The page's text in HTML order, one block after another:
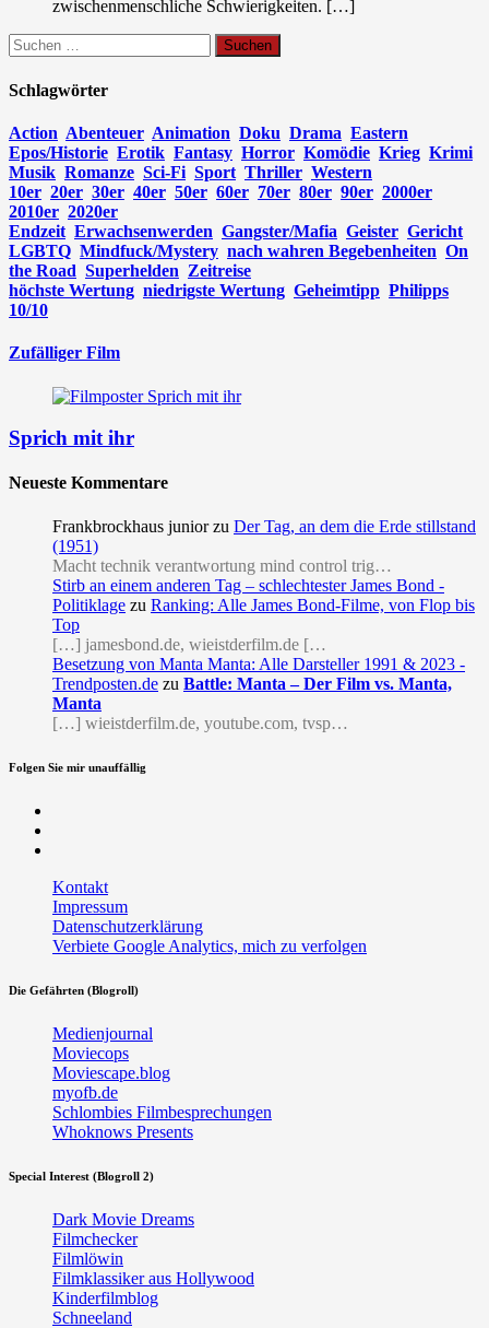
zwischenmenschliche Schwierigkeiten. […]
Suchen
nach:
Schlagwörter
Action Abenteuer Animation Doku Drama Eastern
Epos/Historie Erotik Fantasy Horror Komödie Krieg Krimi
Musik Romanze Sci-Fi Sport Thriller Western
10er 20er 30er 40er 50er 60er 70er 80er 90er 2000er
2010er 2020er
Endzeit Erwachsenwerden Gangster/Mafia Geister Gericht
LGBTQ Mindfuck/Mystery nach wahren Begebenheiten On
the Road Superhelden Zeitreise
höchste Wertung niedrigste Wertung Geheimtipp Philipps
10/10
Zufälliger Film
Sprich mit ihr
Neueste Kommentare
Frankbrockhaus junior zu Der Tag, an dem die Erde stillstand
(1951)
Macht technik verantwortung mind control trig…
Stirb an einem anderen Tag – schlechtester James Bond -
Politiklage zu Ranking: Alle James Bond-Filme, von Flop bis
Top
[…] jamesbond.de, wieistderfilm.de […
Besetzung von Manta Manta: Alle Darsteller 1991 & 2023 -
Trendposten.de zu Battle: Manta – Der Film vs. Manta,
Manta
[…] wieistderfilm.de, youtube.com, tvsp…
Folgen Sie mir unauffällig
Kontakt
Impressum
Datenschutzerklärung
Verbiete Google Analytics, mich zu verfolgen
Die Gefährten (Blogroll)
Medienjournal
Moviecops
Moviescape.blog
myofb.de
Schlombies Filmbesprechungen
Whoknows Presents
Special Interest (Blogroll 2)
Dark Movie Dreams
Filmchecker
Filmlöwin
Filmklassiker aus Hollywood
Kinderfilmblog
Schneeland